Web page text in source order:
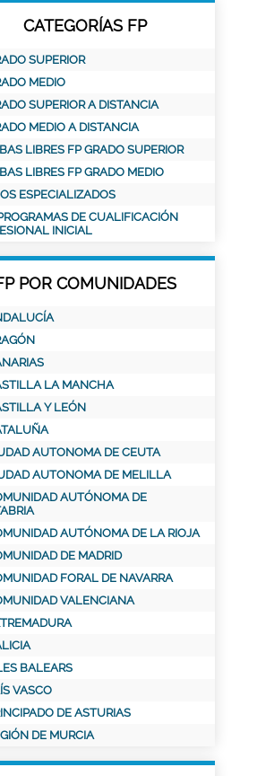
CATEGORÍAS FP
SUPERIOR
MEDIO
SUPERIOR A DISTANCIA
MEDIO A DISTANCIA
LIBRES FP GRADO SUPERIOR
LIBRES FP GRADO MEDIO
ESPECIALIZADOS
DE CUALIFICACIÓN
INICIAL
POR COMUNIDADES
LA MANCHA
Y LEÓN
AUTONOMA DE CEUTA
AUTONOMA DE MELILLA
AUTÓNOMA DE
AUTÓNOMA DE LA RIOJA
DE MADRID
FORAL DE NAVARRA
VALENCIANA
BALEARS
VASCO
DE ASTURIAS
DE MURCIA